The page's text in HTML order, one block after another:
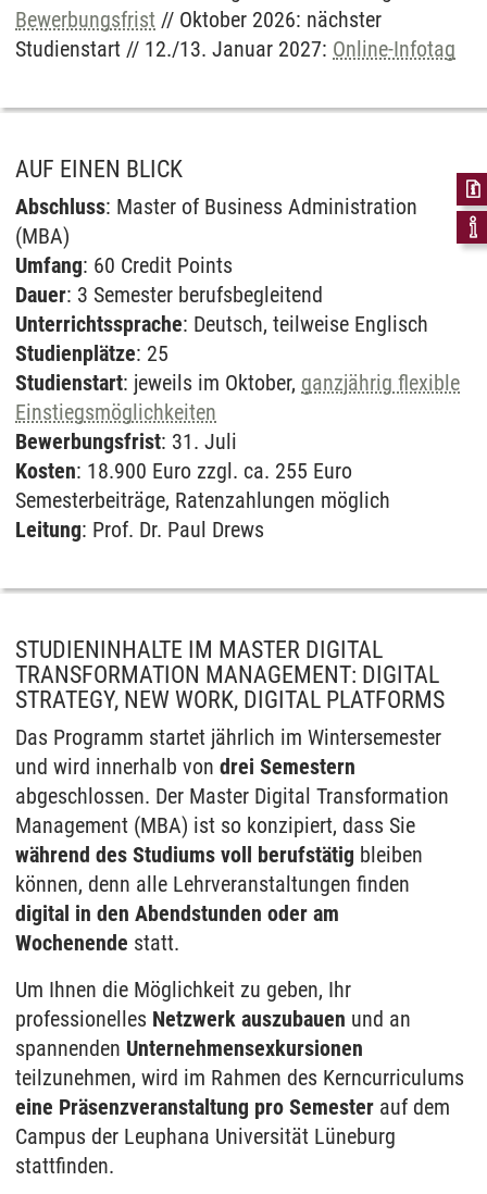
verarbeitet werden können. Klicken Sie auf „Ja“
erfolgt die Weitergabe nur für die Anzeige dieses
Videos. Bei Klick auf „Immer“ erfolgt die
Videos auf unserer Seite. Nähere Informationen
Datenschutzerklärung
Bewerbungsfrist // Oktober 2026: nächster
Studienstart // 12./13. Januar 2027: Online-Infotag
AUF EINEN BLICK
Abschluss: Master of Business Administration
(MBA)
Umfang: 60 Credit Points
Dauer: 3 Semester berufsbegleitend
Unterrichtssprache: Deutsch, teilweise Englisch
Studienplätze: 25
Studienstart: jeweils im Oktober, ganzjährig flexible
Einstiegsmöglichkeiten
Bewerbungsfrist: 31. Juli
Kosten: 18.900 Euro zzgl. ca. 255 Euro
Semesterbeiträge, Ratenzahlungen möglich
Leitung: Prof. Dr. Paul Drews
STUDIENINHALTE IM MASTER DIGITAL
TRANSFORMATION MANAGEMENT: DIGITAL
STRATEGY, NEW WORK, DIGITAL PLATFORMS
Das Programm startet jährlich im Wintersemester
und wird innerhalb von drei Semestern
abgeschlossen. Der Master Digital Transformation
Management (MBA) ist so konzipiert, dass Sie
während des Studiums voll berufstätig bleiben
können, denn alle Lehrveranstaltungen finden
digital in den Abendstunden oder am
Wochenende statt.
Um Ihnen die Möglichkeit zu geben, Ihr
professionelles Netzwerk auszubauen und an
spannenden Unternehmensexkursionen
teilzunehmen, wird im Rahmen des Kerncurriculums
eine Präsenzveranstaltung pro Semester auf dem
Campus der Leuphana Universität Lüneburg
stattfinden.